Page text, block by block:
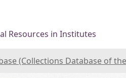
Resources in Institutes
(Collections Database of